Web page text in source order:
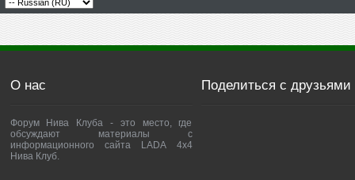
О нас
Форум Нива Клуба - это место, где
обсуждают материалы с
информационного сайта LADA 4x4
Нива Клуб.
Поделиться с друзьями